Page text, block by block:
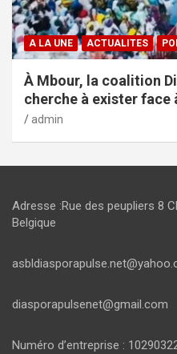
A LA UNE ACTUALITES
À Mbour, la coalition
cherche à exister face
admin
Adresse :Rue des peupliers 8
Belgique
diasporapulsenet@gmail.com
Numéro d’entreprise :